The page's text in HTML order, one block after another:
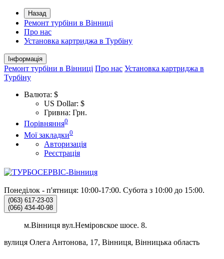
Назад
Ремонт турбіни в Вінниці
Про нас
Установка картриджа в Турбіну
Інформація
Ремонт турбіни в Вінниці Про нас Установка картриджа в
Турбіну
Валюта: $
US Dollar: $
Гривна: Грн.
Порівняння0
Мої закладки0
Авторизація
Реєстрація
Понеділок - п'ятниця: 10:00-17:00. Субота з 10:00 до 15:00.
(063) 617-23-03
(066) 434-40-98
м.Вінниця вул.Неміровское шосе. 8.
вулиця Олега Антонова, 17, Вінниця, Вінницька область